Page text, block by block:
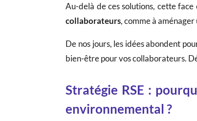
Au-delà de ces solutions, cette
collaborateurs, comme à
De nos jours, les idées abondent
bien-être pour vos collaborateurs.
Stratégie RSE :
environnemental ?